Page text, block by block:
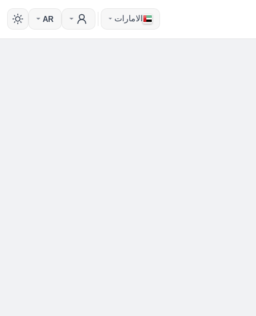
الامارات AR